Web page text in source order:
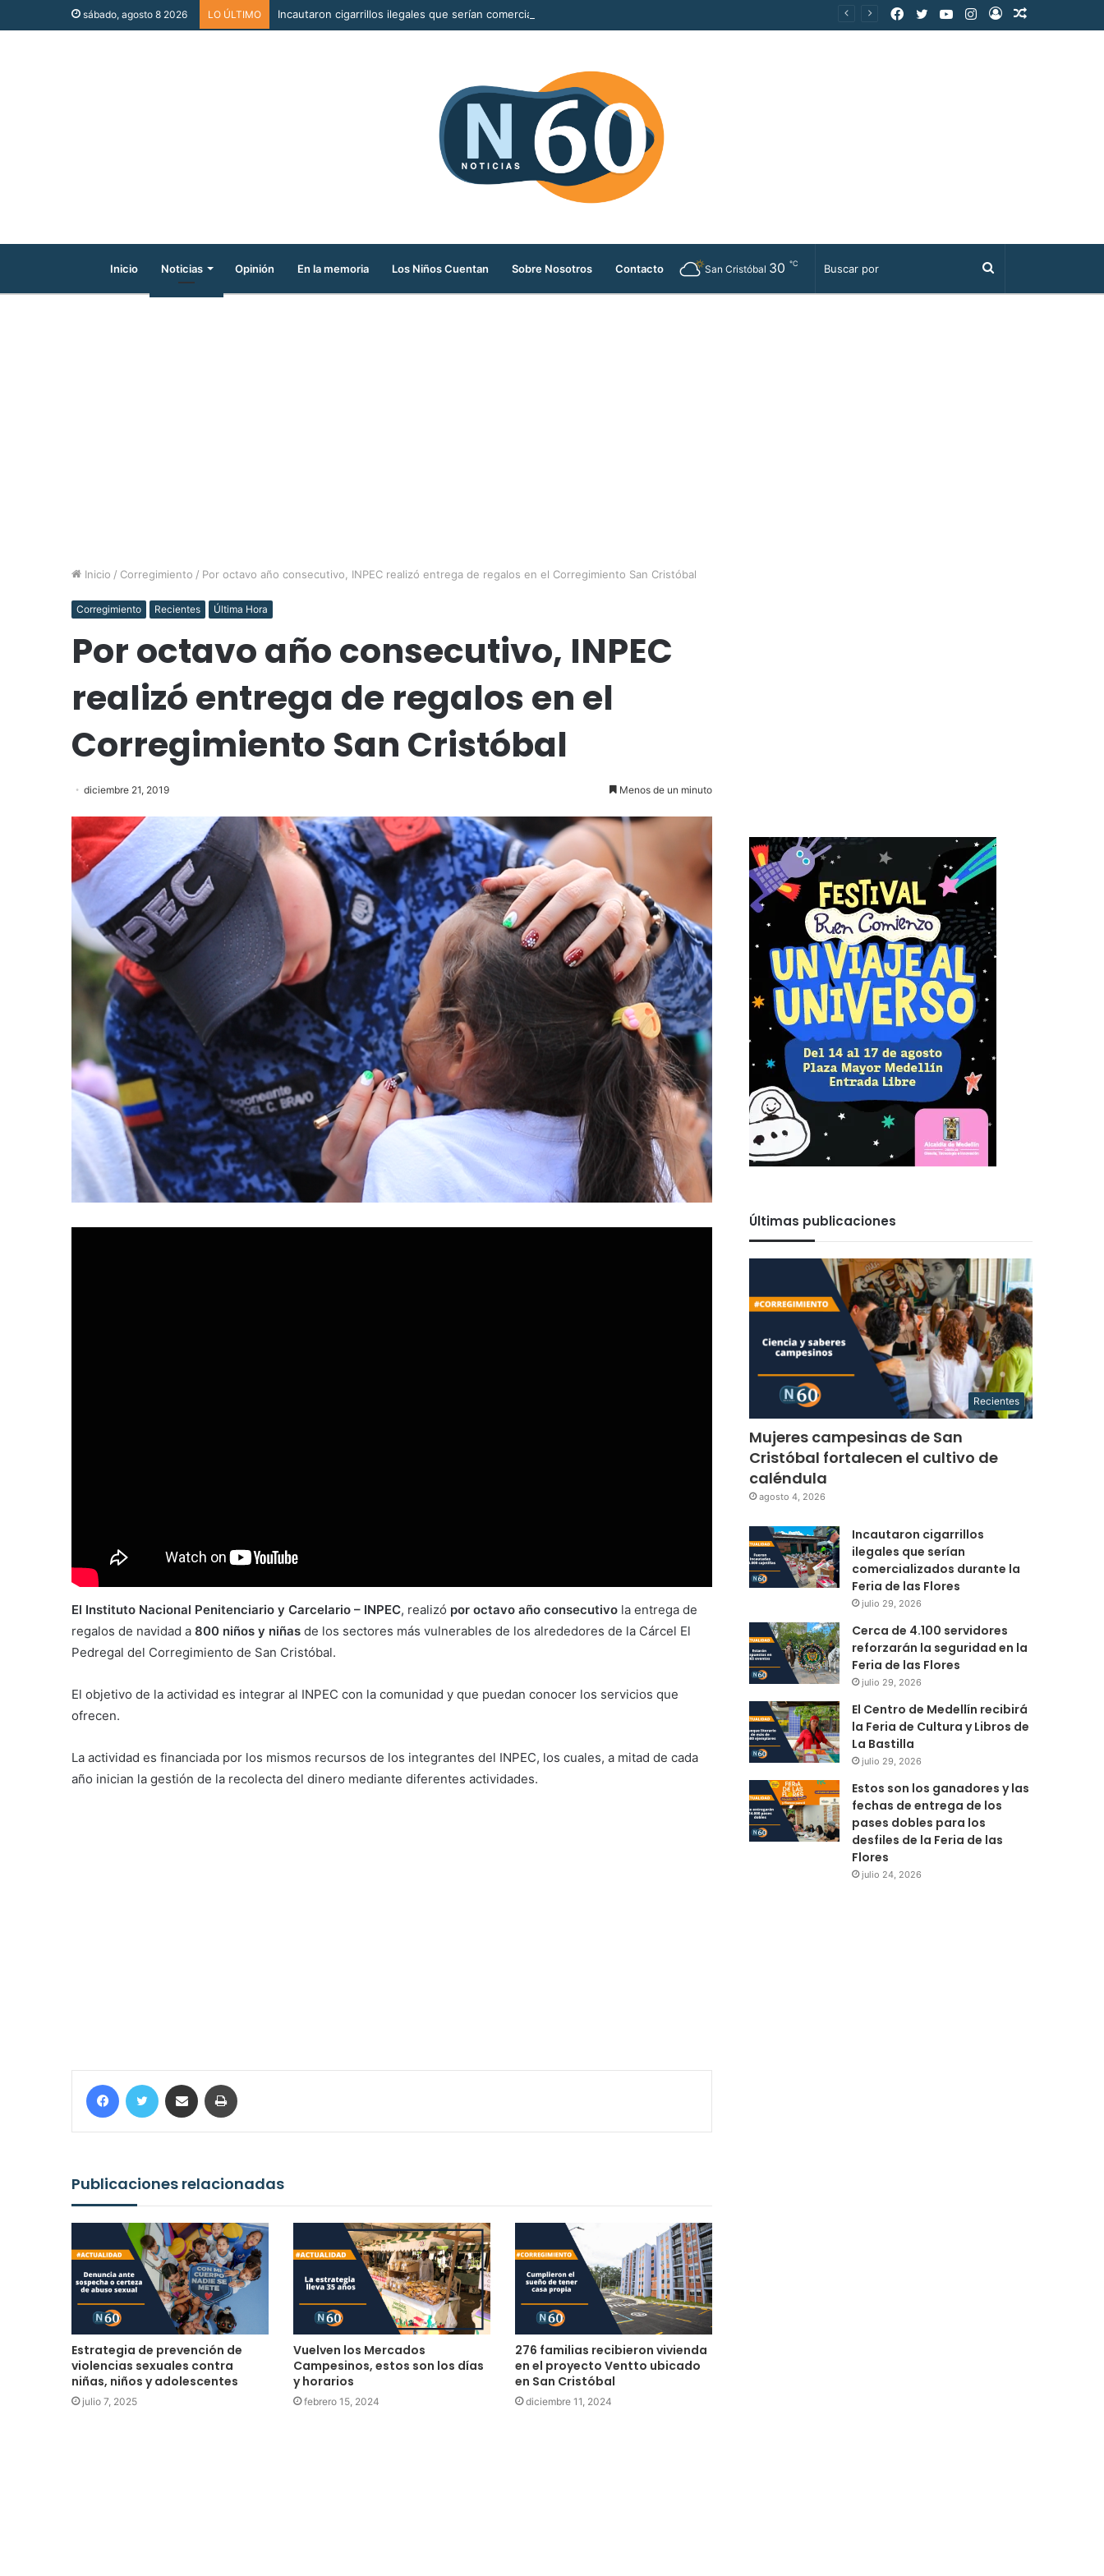
sábado, agosto 8 2026 LO ÚLTIMO Incautaron cigarrillos ilegales que serían comercializados durante la Feria de las Flores
Publicación
Acceso
Instagram
YouTube
Twitter
Facebook
Inicio Noticias Opinión En la memoria Los Niños Cuentan Sobre Nosotros Contacto Buscar
San Cristóbal 30 ℃
Inicio / Corregimiento / Por octavo año consecutivo, INPEC realizó entrega de regalos en el Corregimiento San Cristóbal
Corregimiento Recientes Última Hora
Por octavo año consecutivo, INPEC
realizó entrega de regalos en el
Corregimiento San Cristóbal
diciembre 21, 2019 Menos de un minuto
El Instituto Nacional Penitenciario y Carcelario – INPEC, realizó por octavo año consecutivo la entrega de
regalos de navidad a 800 niños y niñas de los sectores más vulnerables de los alrededores de la Cárcel El
Pedregal del Corregimiento de San Cristóbal.
El objetivo de la actividad es integrar al INPEC con la comunidad y que puedan conocer los servicios que
ofrecen.
La actividad es financiada por los mismos recursos de los integrantes del INPEC, los cuales, a mitad de cada
año inician la gestión de la recolecta del dinero mediante diferentes actividades.
FacebookTwitter Compartir por correo electrónico
Publicaciones relacionadas
Estrategia de prevención de
violencias sexuales contra
niñas, niños y adolescentes
julio 7, 2025
Vuelven los Mercados
Campesinos, estos son los días
y horarios
febrero 15, 2024
276 familias recibieron vivienda
en el proyecto Ventto ubicado
en San Cristóbal
diciembre 11, 2024
Últimas publicaciones
Recientes
Mujeres campesinas de San
Cristóbal fortalecen el cultivo de
caléndula
agosto 4, 2026
Incautaron cigarrillos
ilegales que serían
comercializados durante la
Feria de las Flores
julio 29, 2026
Cerca de 4.100 servidores
reforzarán la seguridad en la
Feria de las Flores
julio 29, 2026
El Centro de Medellín recibirá
la Feria de Cultura y Libros de
La Bastilla
julio 29, 2026
Estos son los ganadores y las
fechas de entrega de los
pases dobles para los
desfiles de la Feria de las
Flores
julio 24, 2026